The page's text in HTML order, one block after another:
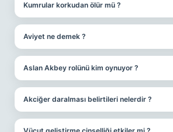
Kumrular korkudan ölür mü ?
Aviyet ne demek ?
Aslan Akbey rolünü kim oynuyor ?
Akciğer daralması belirtileri nelerdir ?